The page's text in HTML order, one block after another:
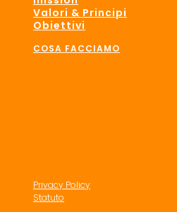
Valori & Principi
Obiettivi
COSA FACCIAMO
Privacy Policy
Statuto